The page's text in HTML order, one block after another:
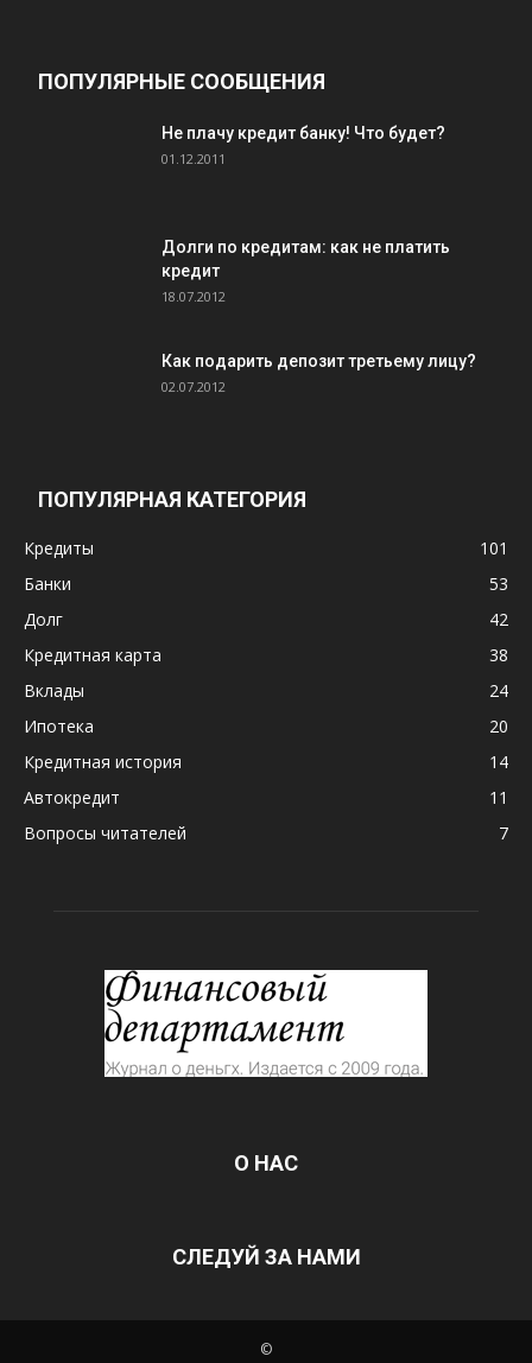
ПОПУЛЯРНЫЕ СООБЩЕНИЯ
Не плачу кредит банку! Что будет?
01.12.2011
Долги по кредитам: как не платить
кредит
18.07.2012
Как подарить депозит третьему лицу?
02.07.2012
ПОПУЛЯРНАЯ КАТЕГОРИЯ
Кредиты
101
Банки
53
Долг
42
Кредитная карта
38
Вклады
24
Ипотека
20
Кредитная история
14
Автокредит
11
Вопросы читателей
7
О НАС
СЛЕДУЙ ЗА НАМИ
©